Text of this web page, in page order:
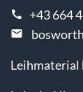
+43 664
Leihmaterial